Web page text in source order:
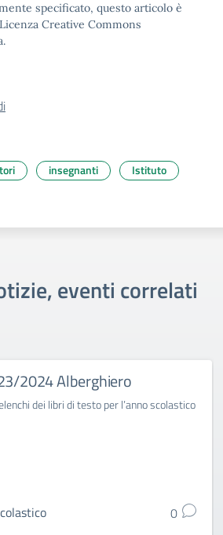
specificato, questo articolo è
Creative Commons
insegnanti Istituto
eventi correlati
2024 Alberghiero
dei libri di testo per l’anno scolastico
0